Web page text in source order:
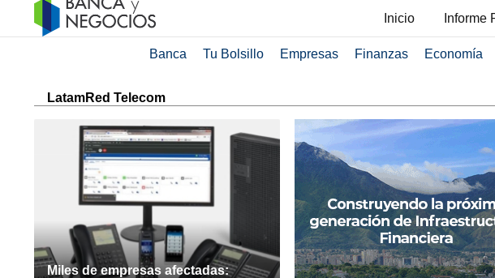
Inicio Informe
Banca Tu Bolsillo Empresas Finanzas Economía
LatamRed Telecom
Miles de empresas afectadas: